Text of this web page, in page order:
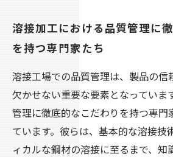
溶接加工における品質管理に
を持つ専門家たち
溶接工場での品質管理は、製品の信
欠かせない重要な要素となっていま
管理に徹底的なこだわりを持つ専門
ています。彼らは、基本的な溶接技
ィカルな鋼材の溶接に至るまで、知